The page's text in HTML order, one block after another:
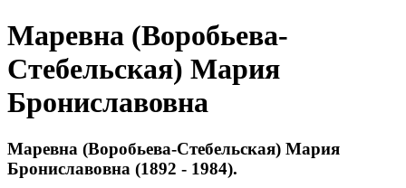
Маревна (Воробьева-
Стебельская) Мария
Брониславовна
Маревна (Воробьева-Стебельская) Мария
Брониславовна (1892 - 1984).